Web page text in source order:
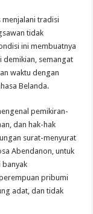
menjalani tradisi
tidak
ini membuatnya
demikian, semangat
waktu dengan
Belanda.
pemikiran-
dan hak-hak
surat-menyurat
Abendanon, untuk
banyak
pribumi
adat, dan tidak